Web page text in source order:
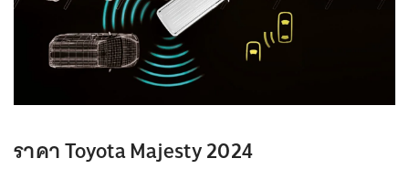
ราคา Toyota Majesty 2024